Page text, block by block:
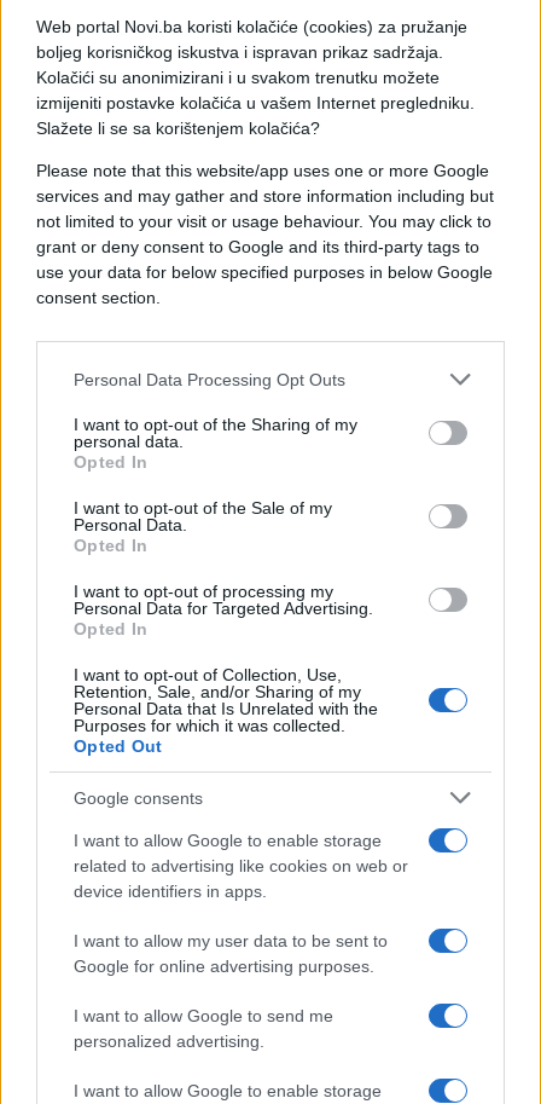
Web portal Novi.ba koristi kolačiće (cookies) za pružanje
boljeg korisničkog iskustva i ispravan prikaz sadržaja.
Kolačići su anonimizirani i u svakom trenutku možete
izmijeniti postavke kolačića u vašem Internet pregledniku.
Slažete li se sa korištenjem kolačića?
Please note that this website/app uses one or more Google
services and may gather and store information including but
not limited to your visit or usage behaviour. You may click to
grant or deny consent to Google and its third-party tags to
use your data for below specified purposes in below Google
consent section.
Personal Data Processing Opt Outs
I want to opt-out of the Sharing of my
personal data.
Opted In
I want to opt-out of the Sale of my
Personal Data.
Opted In
I want to opt-out of processing my
Personal Data for Targeted Advertising.
Opted In
I want to opt-out of Collection, Use,
Retention, Sale, and/or Sharing of my
Personal Data that Is Unrelated with the
Purposes for which it was collected.
Opted Out
Google consents
I want to allow Google to enable storage
related to advertising like cookies on web or
device identifiers in apps.
I want to allow my user data to be sent to
Google for online advertising purposes.
I want to allow Google to send me
personalized advertising.
I want to allow Google to enable storage
velikom usponu karijere, a energičan ritam i zarazan
refren brzo su osvojili publiku širom regiona.
Iako se broj pregleda iz mjeseca u mjesec mijenja,
jedno je sigurno – „Moje zlato“ ostaje jedan od
je obilježila jednu generaciju slušalaca.
Tekst pjesme „Moje zlato“:
Party people, come on, hands in the air
Wave around like just don't care
Party people, come on, hands in the air
Wave around like just don't care (a-li-li-li-li)
Htjela sam njega, ko zvijezda s neba
Pao je gdje treba (a-li-li-li-li)
Za mene pravi, vatru zapali, đavole mali
Ma niko, niko ne zna kakvu tajnu
#estrada